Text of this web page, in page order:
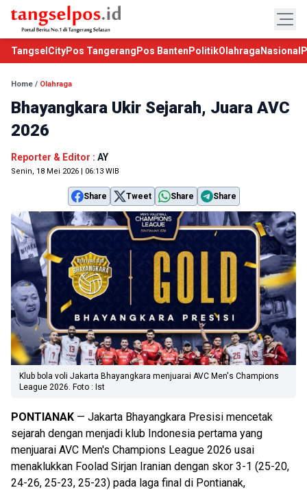
TangselCityPos Tangerang Pos Banten PolitikOlahraga Nasional
Home / Olahraga
Bhayangkara Ukir Sejarah, Juara AVC
2026
Reporter & Editor : AY
Senin, 18 Mei 2026 | 06:13 WIB
Share Tweet Share Share
Klub bola voli Jakarta Bhayangkara menjuarai AVC Men's Champions
League 2026. Foto : Ist
PONTIANAK — Jakarta Bhayangkara Presisi mencetak
sejarah dengan menjadi klub Indonesia pertama yang
menjuarai AVC Men's Champions League 2026 usai
menaklukkan Foolad Sirjan Iranian dengan skor 3-1 (25-20,
24-26, 25-23, 25-23) pada laga final di Pontianak,